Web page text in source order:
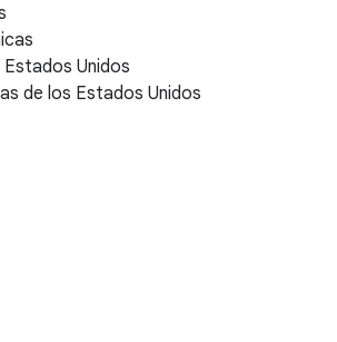
Unidos
de los Estados Unidos